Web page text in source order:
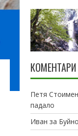
КОМЕНТАРИ
Петя
падало
Иван за